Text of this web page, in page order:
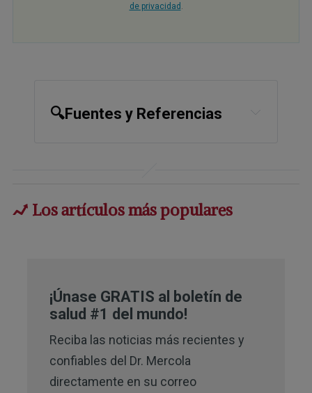
de privacidad
🔍Fuentes y Referencias
Cleveland Clinic April 8, 2022
Los artículos más populares
¡Únase GRATIS al boletín de
salud #1 del mundo!
Reciba las noticias más recientes y
confiables del Dr. Mercola
directamente en su correo